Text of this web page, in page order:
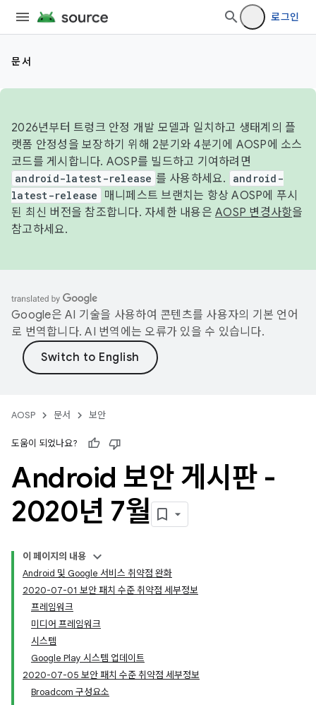
로그인
문서
2026년부터 트렁크 안정 개발 모델과 일치하고 생태계의 플
랫폼 안정성을 보장하기 위해 2분기와 4분기에 AOSP에 소스
코드를 게시합니다. AOSP를 빌드하고 기여하려면
android-latest-release 를 사용하세요.
android-
latest-release
매니페스트 브랜치는 항상 AOSP에 푸시
된 최신 버전을 참조합니다. 자세한 내용은 AOSP 변경사항을
참고하세요.
Google은 AI 기술을 사용하여 콘텐츠를 사용자의 기본 언어
로 번역합니다. AI 번역에는 오류가 있을 수 있습니다.
AOSP 문서 보안
도움이 되었나요?
Android 보안 게시판 -
2020년 7월
이 페이지의 내용
Android 및 Google 서비스 취약점 완화
2020-07-01 보안 패치 수준 취약점 세부정보
프레임워크
미디어 프레임워크
시스템
Google Play 시스템 업데이트
2020-07-05 보안 패치 수준 취약점 세부정보
Broadcom 구성요소